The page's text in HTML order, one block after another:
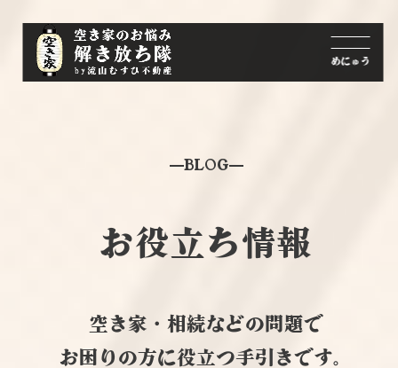
BLOG
お役立ち情報
空き家・相続などの問題で
お困りの方に役立つ手引きです。